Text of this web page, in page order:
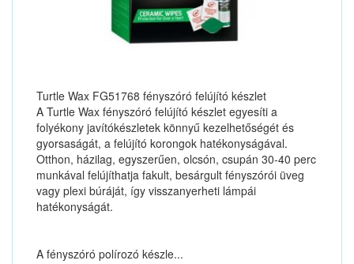
Turtle Wax FG51768 fényszóró felújító készlet
A Turtle Wax fényszóró felújító készlet egyesíti a
folyékony javítókészletek könnyű kezelhetőségét és
gyorsaságát, a felújító korongok hatékonyságával.
Otthon, házilag, egyszerűen, olcsón, csupán 30-40 perc
munkával felújíthatja fakult, besárgult fényszórói üveg
vagy plexi búráját, így visszanyerheti lámpái
hatékonyságát.
A fényszóró polírozó készle...